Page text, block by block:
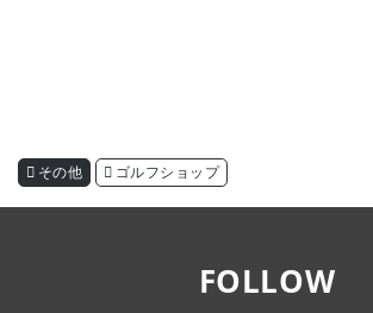
その他 ゴルフショップ
FOLLOW